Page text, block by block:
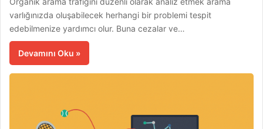
varlığınızda oluşabilecek herhangi bir problemi tespit
edebilmenize yardımcı olur. Buna cezalar ve…
Devamını Oku »